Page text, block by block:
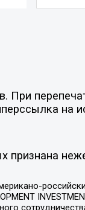
При
на
признана